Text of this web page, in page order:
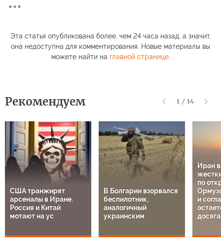
Эта статья опубликована более, чем 24 часа назад, а значит,
она недоступна для комментирования. Новые материалы вы
можете найти на главной странице.
Рекомендуем 1 / 14
США транжирят
арсеналы в Иране.
Россия и Китай
мотают на ус
В Болгарии взорвался
беспилотник,
аналогичный
украинским
Иран
по
и